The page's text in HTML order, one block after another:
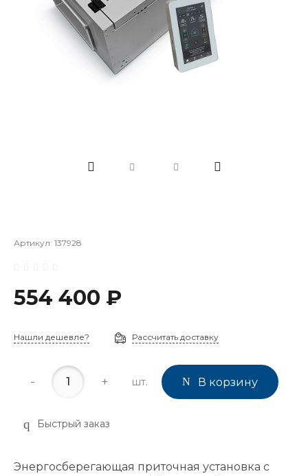
Артикул: 137928
554 400 ₽
Нашли дешевле? Рассчитать доставку
- + шт. В корзину
Быстрый заказ
Энергосберегающая приточная установка с